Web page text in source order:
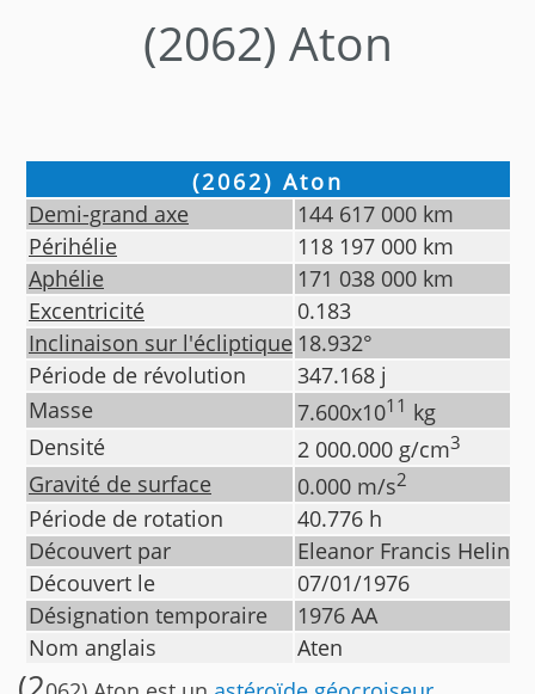
(2062) Aton
(2062) Aton
Demi-grand axe
144 617 000 km
Périhélie
118 197 000 km
Aphélie
171 038 000 km
Excentricité
0.183
Inclinaison sur l'écliptique 18.932°
Période de révolution
347.168 j
Masse
7.600x1011 kg
Densité
2 000.000 g/cm3
Gravité de surface 0.000 m/s2
Période de rotation 40.776 h
Découvert par
Eleanor Francis Helin
Découvert le
07/01/1976
Désignation temporaire
1976 AA
Nom anglais
Aten